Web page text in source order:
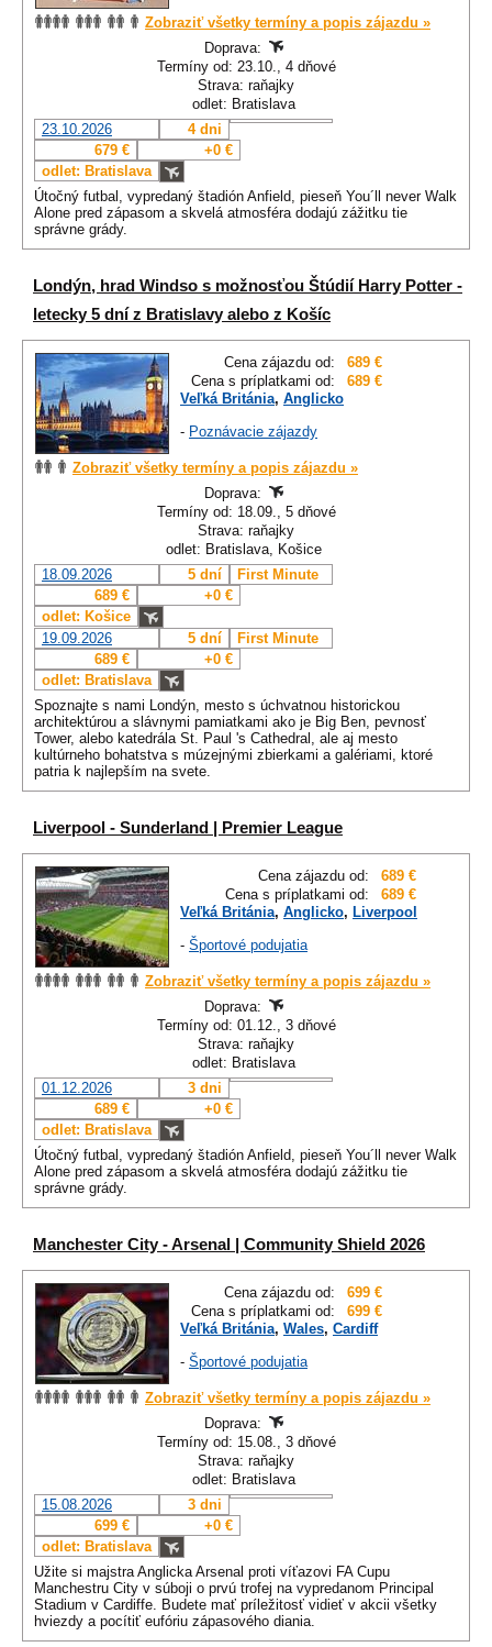
Zobraziť všetky termíny a popis zájazdu »
Doprava:
Termíny od: 23.10., 4 dňové
Strava: raňajky
odlet: Bratislava
23.10.2026
4 dni
679 €
+0 €
odlet: Bratislava
Útočný futbal, vypredaný štadión Anfield, pieseň You´ll never Walk
Alone pred zápasom a skvelá atmosféra dodajú zážitku tie
správne grády.
Londýn, hrad Windso s možnosťou Štúdií Harry Potter -
letecky 5 dní z Bratislavy alebo z Košíc
Cena zájazdu od:
689 €
Cena s príplatkami od:
689 €
Veľká Británia, Anglicko
- Poznávacie zájazdy
Zobraziť všetky termíny a popis zájazdu »
Doprava:
Termíny od: 18.09., 5 dňové
Strava: raňajky
odlet: Bratislava, Košice
18.09.2026
5 dní
First Minute
689 €
+0 €
odlet: Košice
19.09.2026
5 dní
First Minute
689 €
+0 €
odlet: Bratislava
Spoznajte s nami Londýn, mesto s úchvatnou historickou
architektúrou a slávnymi pamiatkami ako je Big Ben, pevnosť
Tower, alebo katedrála St. Paul 's Cathedral, ale aj mesto
kultúrneho bohatstva s múzejnými zbierkami a galériami, ktoré
patria k najlepším na svete.
Liverpool - Sunderland | Premier League
Cena zájazdu od:
689 €
Cena s príplatkami od:
689 €
Veľká Británia, Anglicko, Liverpool
- Športové podujatia
Zobraziť všetky termíny a popis zájazdu »
Doprava:
Termíny od: 01.12., 3 dňové
Strava: raňajky
odlet: Bratislava
01.12.2026
3 dni
689 €
+0 €
odlet: Bratislava
Útočný futbal, vypredaný štadión Anfield, pieseň You´ll never Walk
Alone pred zápasom a skvelá atmosféra dodajú zážitku tie
správne grády.
Manchester City - Arsenal | Community Shield 2026
Cena zájazdu od:
699 €
Cena s príplatkami od:
699 €
Veľká Británia, Wales, Cardiff
- Športové podujatia
Zobraziť všetky termíny a popis zájazdu »
Doprava:
Termíny od: 15.08., 3 dňové
Strava: raňajky
odlet: Bratislava
15.08.2026
3 dni
699 €
+0 €
odlet: Bratislava
Užite si majstra Anglicka Arsenal proti víťazovi FA Cupu
Manchestru City v súboji o prvú trofej na vypredanom Principal
Stadium v Cardiffe. Budete mať príležitosť vidieť v akcii všetky
hviezdy a pocítiť eufóriu zápasového diania.